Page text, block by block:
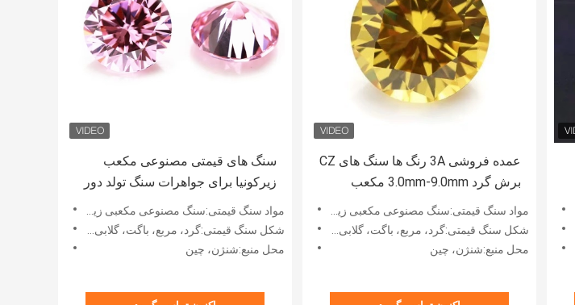
سنگ های قیمتی مصنوعی مکعب
زیرکونیا برای جواهرات سنگ تولد دور
برش 4mm-10mm
مواد سنگ قیمتی:سنگ مصنوعی مکعبی زیرکونیا
شکل سنگ قیمتی:گرد، مربع، باگت، گلابی، بیضی، مارکیز، قلب و غیره
محل منبع:شنژن، چین
عمده فروشی 3A رنگ ها سنگ های CZ
برش گرد 3.0mm-9.0mm مکعب
موسانیت الماس برای جواهرات نقره
ای
مواد سنگ قیمتی:سنگ مصنوعی مکعبی زیرکونیا
شکل سنگ قیمتی:گرد، مربع، باگت، گلابی، بیضی، مارکیز، قلب و غیره
محل منبع:شنژن، چین